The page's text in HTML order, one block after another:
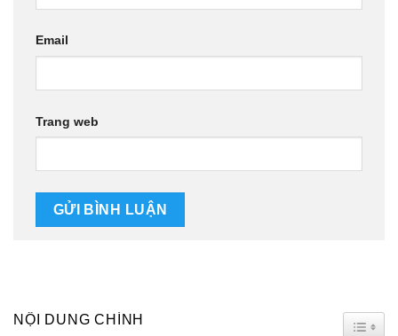
Email
Trang web
NỘI DUNG CHÍNH